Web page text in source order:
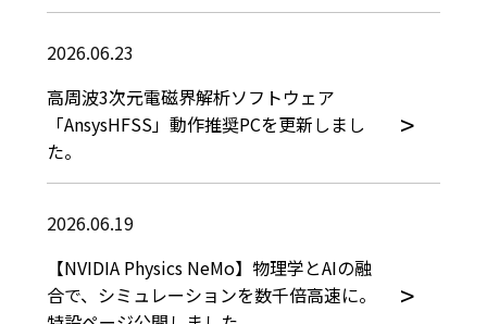
2026.06.23
高周波3次元電磁界解析ソフトウェア
「AnsysHFSS」動作推奨PCを更新しまし
た。
2026.06.19
【NVIDIA Physics NeMo】物理学とAIの融
合で、シミュレーションを数千倍高速に。